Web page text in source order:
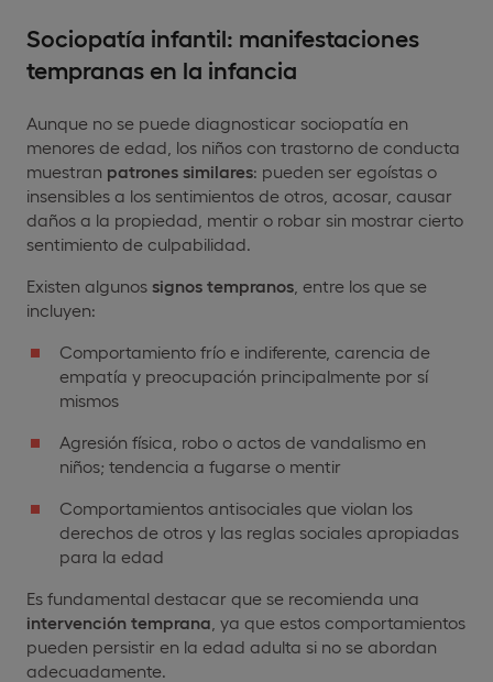
Sociopatía infantil: manifestaciones
tempranas en la infancia
Aunque no se puede diagnosticar sociopatía en
menores de edad, los niños con trastorno de conducta
muestran patrones similares: pueden ser egoístas o
insensibles a los sentimientos de otros, acosar, causar
daños a la propiedad, mentir o robar sin mostrar cierto
sentimiento de culpabilidad.
Existen algunos signos tempranos , entre los que se
incluyen:
Comportamiento frío e indiferente, carencia de
empatía y preocupación principalmente por sí
mismos
Agresión física, robo o actos de vandalismo en
niños; tendencia a fugarse o mentir
Comportamientos antisociales que violan los
derechos de otros y las reglas sociales apropiadas
para la edad
Es fundamental destacar que se recomienda una
intervención temprana , ya que estos comportamientos
pueden persistir en la edad adulta si no se abordan
adecuadamente.